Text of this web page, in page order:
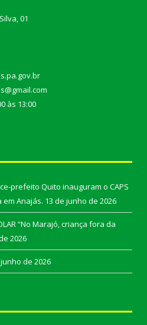
01
às 13:00
prefeito Quito inauguram o CAPS
Anajás. 13 de junho de 2026
“No Marajó, criança fora da
2026
de 2026